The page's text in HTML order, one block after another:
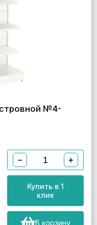
№4-
− +
Купить в 1
клик
В корзину